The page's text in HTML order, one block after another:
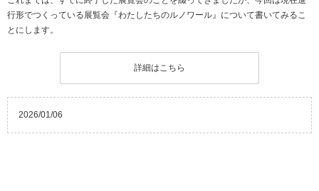
行形でつくっている展覧会『わたしたちのルノワール』について書いてみるこ
とにします。
詳細はこちら
2026/01/06